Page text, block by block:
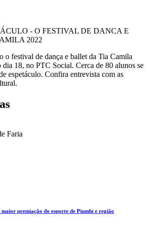
- O FESTIVAL DE DANCA E
2022
o festival de dança e ballet da Tia Camila
dia 18, no PTC Social. Cerca de 80 alunos se
espetáculo. Confira entrevista com as
Faria
premiação do esporte de Piumhi e região